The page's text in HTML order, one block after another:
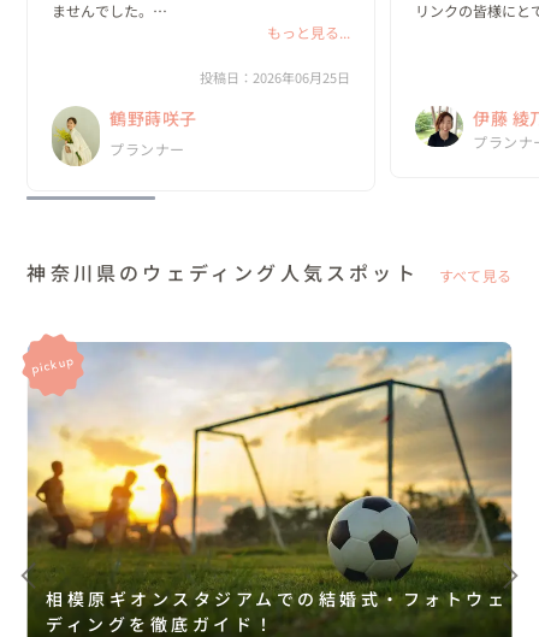
ませんでした。
私たちらしいオリジナルな世界観があるこ
そして、自分たちの想いを一つひとつ形にで
きること。
もっと見る...
投稿日：2026年06月25日
鶴野蒔咲子
プランナー
リンクの皆様にと
も話していまし
これから無事に出
伊藤 綾
No.1！
プランナ
神奈川県のウェディング人気スポット すべて見る
相模原ギオンスタジアムでの結婚式・フォトウェ
ディングを徹底ガイド！